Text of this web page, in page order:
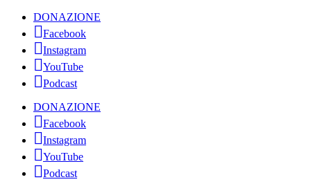
DONAZIONE
Facebook
Instagram
YouTube
Podcast
DONAZIONE
Facebook
Instagram
YouTube
Podcast